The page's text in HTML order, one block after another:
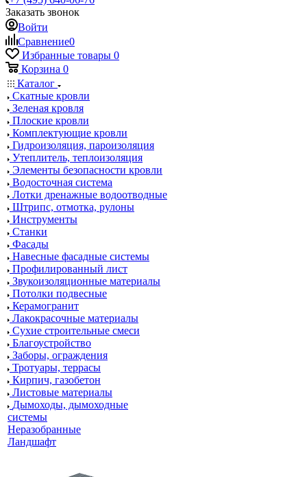
Заказать звонок
Войти
Сравнение0
Избранные товары 0
Корзина 0
Каталог
Скатные кровли
Зеленая кровля
Плоские кровли
Комплектующие кровли
Гидроизоляция, пароизоляция
Утеплитель, теплоизоляция
Элементы безопасности кровли
Водосточная система
Лотки дренажные водоотводные
Штрипс, отмотка, рулоны
Инструменты
Станки
Фасады
Навесные фасадные системы
Профилированный лист
Звукоизоляционные материалы
Потолки подвесные
Керамогранит
Лакокрасочные материалы
Сухие строительные смеси
Благоустройство
Заборы, ограждения
Тротуары, террасы
Кирпич, газобетон
Листовые материалы
Дымоходы, дымоходные
системы
Неразобранные
Ландшафт